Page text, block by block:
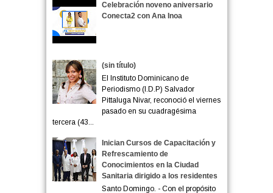
Celebración noveno aniversario
Conecta2 con Ana Inoa
(sin título)
El Instituto Dominicano de
Periodismo (I.D.P) Salvador
Pittaluga Nivar, reconoció el viernes
pasado en su cuadragésima
tercera (43...
Inician Cursos de Capacitación y
Refrescamiento de
Conocimientos en la Ciudad
Sanitaria dirigido a los residentes
Santo Domingo. - Con el propósito